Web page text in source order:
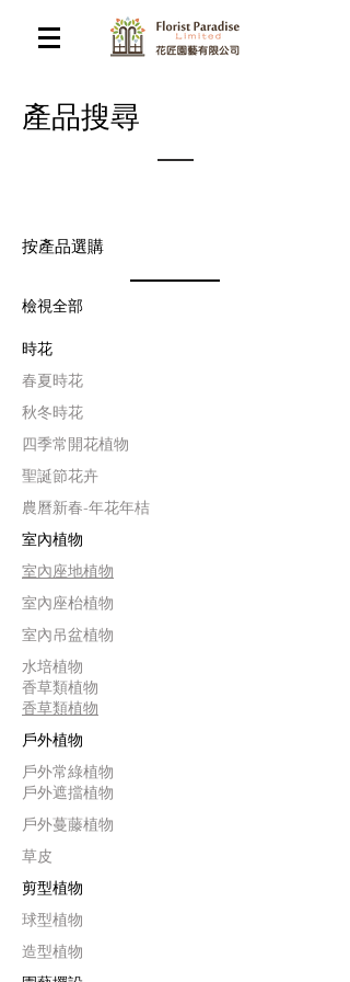
​產品搜尋
按產品選購
檢視全部
時花
​春夏時花
​秋冬時花
四季常開花植物
聖誕節花卉
農曆新春-年花年桔
室內植物
室內座地植物
室內座枱植物
室內吊盆植物
水培植物
香草類植物
香草類植物
戶外植物
戶外常綠植物
戶外遮擋植物
戶外蔓藤植物
草皮
剪型植物
球型植物
造型植物